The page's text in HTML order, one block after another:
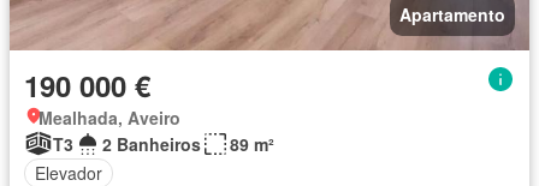
Apartamento
190 000 €
Mealhada, Aveiro
T3
2 Banheiros
89 m²
Elevador